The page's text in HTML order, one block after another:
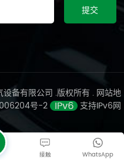
备有限公司 .版权所有 . 网站地
号-2
支持IPv6网
WhatsApp
接触